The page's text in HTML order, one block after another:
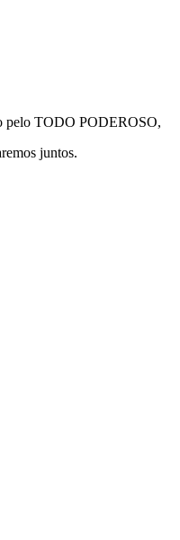
pelo TODO PODEROSO,
juntos.